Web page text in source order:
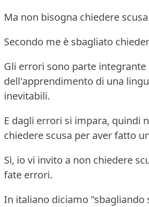
Ma non bisogna chiedere
Secondo me è sbagliato
Gli errori sono parte integrante
dell'apprendimento di una
inevitabili.
E dagli errori si impara, quindi
chiedere scusa per aver fatto
Sì, io vi invito a non chiedere
fate errori.
In italiano diciamo "sbagliando